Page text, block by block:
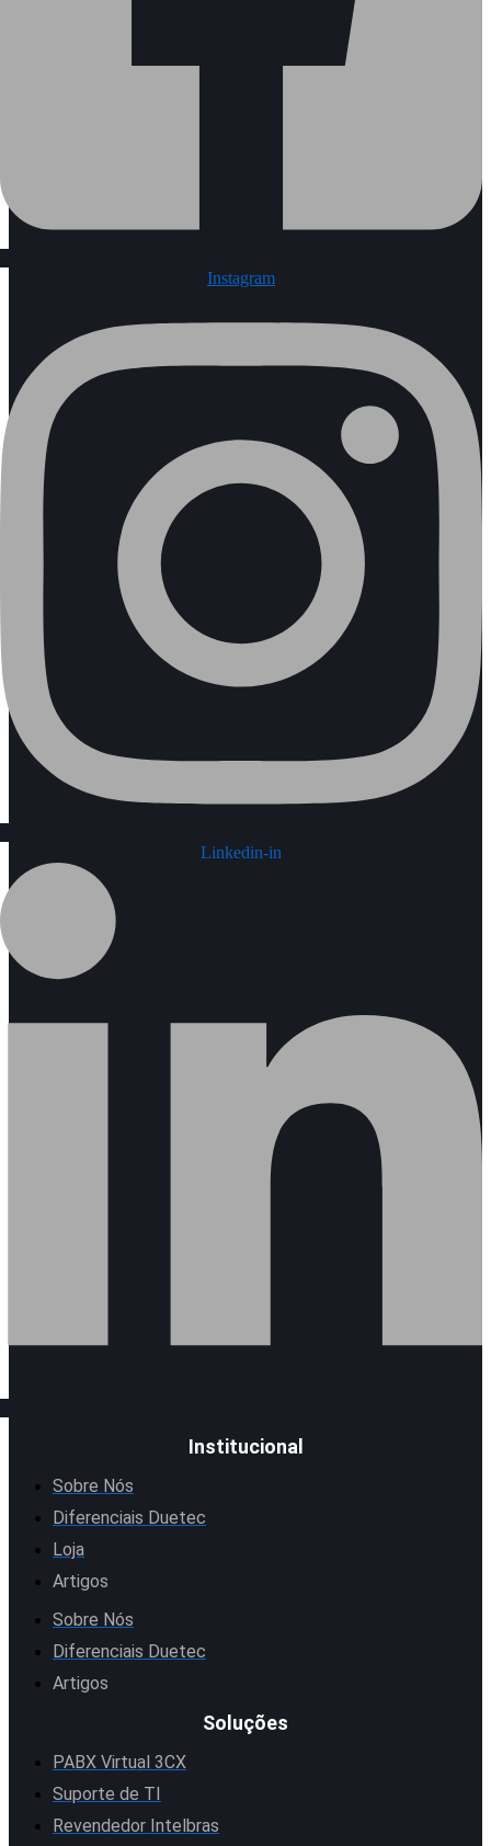
Instagram
Linkedin-in
Institucional
Sobre Nós
Diferenciais Duetec
Loja
Artigos
Sobre Nós
Diferenciais Duetec
Artigos
Soluções
PABX Virtual 3CX
Suporte de TI
Revendedor Intelbras